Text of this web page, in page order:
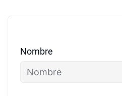
Nombre